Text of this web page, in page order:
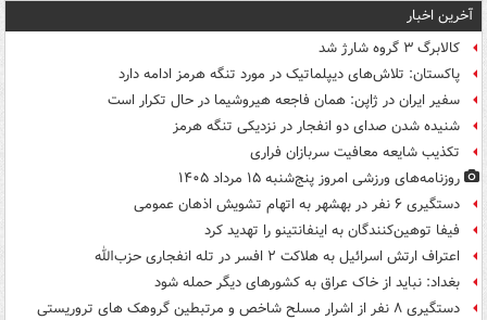
آخرین اخبار
کالابرگ ۳ گروه شارژ شد
پاکستان: تلاش‌های دیپلماتیک در مورد تنگه هرمز ادامه دارد
سفیر ایران در ژاپن: همان فاجعه هیروشیما در حال تکرار است
شنیده شدن صدای دو انفجار در نزدیکی تنگه هرمز
تکذیب شایعه معافیت سربازان فراری
روزنامه‌های ورزشی امروز پنج‌شنبه ۱۵ مرداد ۱۴۰۵
دستگیری ۶ نفر در بهشهر به اتهام تشویش اذهان عمومی
فیفا توهین‌کنندگان به اینفانتینو را تهدید کرد
اعتراف ارتش اسرائیل به هلاکت ۲ افسر در تله انفجاری حزب‌الله
بغداد: نباید از خاک عراق به کشورهای دیگر حمله شود
دستگیری ۸ نفر از اشرار مسلح شاخص و مرتبطین گروهک های تروریستی